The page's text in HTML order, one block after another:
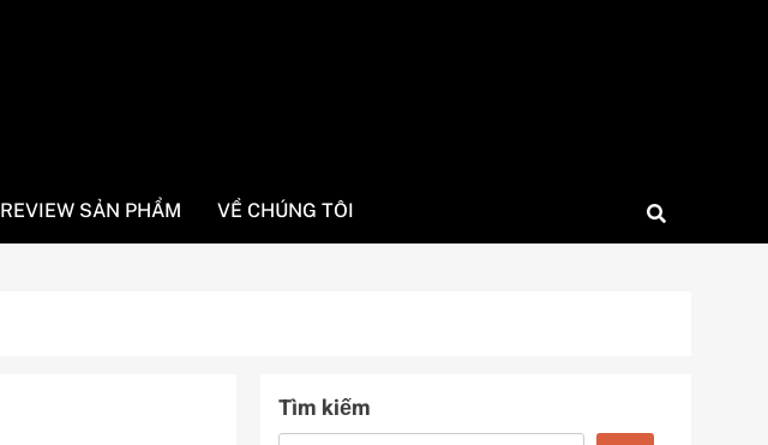
REVIEW SẢN PHẨM VỀ CHÚNG TÔI
Tìm kiếm